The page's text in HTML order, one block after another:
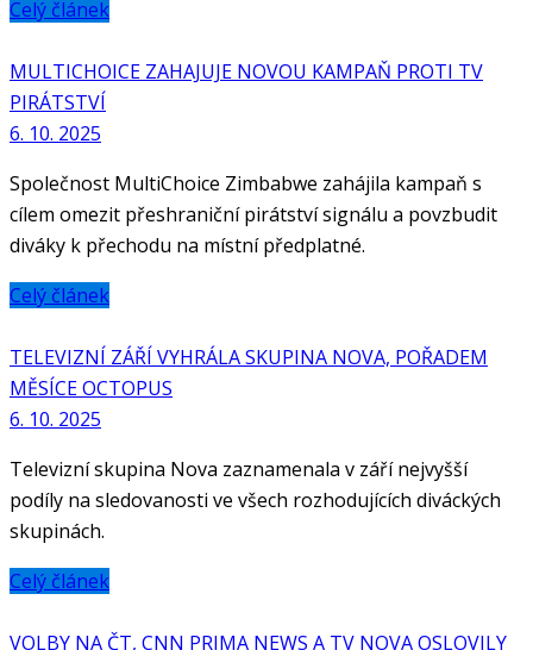
Celý článek
MULTICHOICE ZAHAJUJE NOVOU KAMPAŇ PROTI TV
PIRÁTSTVÍ
6. 10. 2025
Společnost MultiChoice Zimbabwe zahájila kampaň s
cílem omezit přeshraniční pirátství signálu a povzbudit
diváky k přechodu na místní předplatné.
Celý článek
TELEVIZNÍ ZÁŘÍ VYHRÁLA SKUPINA NOVA, POŘADEM
MĚSÍCE OCTOPUS
6. 10. 2025
Televizní skupina Nova zaznamenala v září nejvyšší
podíly na sledovanosti ve všech rozhodujících diváckých
skupinách.
Celý článek
VOLBY NA ČT, CNN PRIMA NEWS A TV NOVA OSLOVILY